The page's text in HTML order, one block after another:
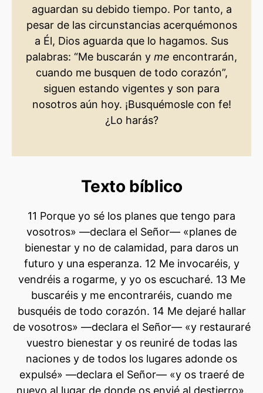
aguardan su debido tiempo. Por tanto, a
pesar de las circunstancias acerquémonos
a Él, Dios aguarda que lo hagamos. Sus
palabras: “Me buscarán y me encontrarán,
cuando me busquen de todo corazón”,
siguen estando vigentes y son para
nosotros aún hoy. ¡Busquémosle con fe!
¿Lo harás?
Texto bíblico
11 Porque yo sé los planes que tengo para
vosotros» —declara el Señor— «planes de
bienestar y no de calamidad, para daros un
futuro y una esperanza. 12 Me invocaréis, y
vendréis a rogarme, y yo os escucharé. 13 Me
buscaréis y me encontraréis, cuando me
busquéis de todo corazón. 14 Me dejaré hallar
de vosotros» —declara el Señor— «y restauraré
vuestro bienestar y os reuniré de todas las
naciones y de todos los lugares adonde os
expulsé» —declara el Señor— «y os traeré de
nuevo al lugar de donde os envié al destierro».